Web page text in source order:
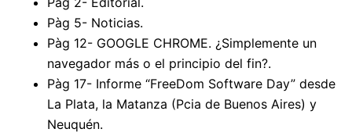
Pàg 5- Noticias.
Pàg 12- GOOGLE CHROME. ¿Simplemente un
navegador más o el principio del fin?.
Pàg 17- Informe “FreeDom Software Day” desde
La Plata, la Matanza (Pcia de Buenos Aires) y
Neuquén.